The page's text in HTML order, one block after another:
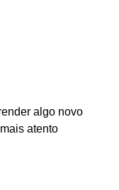
algo novo
atento